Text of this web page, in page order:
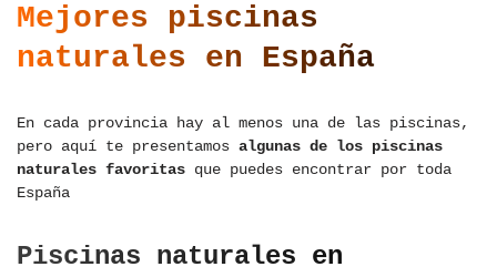
Mejores piscinas
naturales en España
En cada provincia hay al menos una de las piscinas,
pero aquí te presentamos algunas de los piscinas
naturales favoritas que puedes encontrar por toda
España
Piscinas naturales en